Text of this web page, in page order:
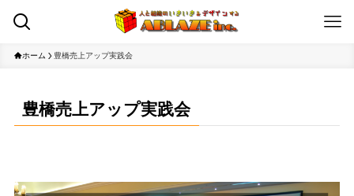
ホーム 豊橋売上アップ実践会
豊橋売上アップ実践会